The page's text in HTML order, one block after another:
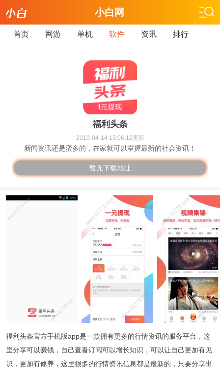
小白网
首页 网游 单机 软件 资讯 排行
福利头条
2019-04-14 15:06:12更新
新闻资讯还是蛮多的，在家就可以掌握最新的社会资讯！
暂无下载地址
福利头条官方手机版app是一款拥有更多的行情资讯的服务平台，这
里分享可以赚钱，自己查看订阅可以增长知识，可以让自己更加有见
识，更加有修养，这里很多的行情资讯信息都是最新的，只要分享出